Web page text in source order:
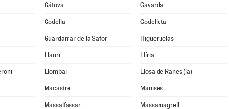
Gátova Gavarda
Godella Godelleta
Guardamar de la Safor Higueruelas
Llaurí Llíria
Llombai Llosa de Ranes (la)
Macastre Manises
Massalfassar Massamagrell